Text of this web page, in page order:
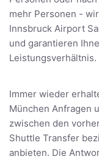
mehr Personen -
Innsbruck Airport
und garantieren
Leistungsverhältnis.
Immer wieder
München Anfragen
zwischen den
Shuttle Transfer
anbieten. Die